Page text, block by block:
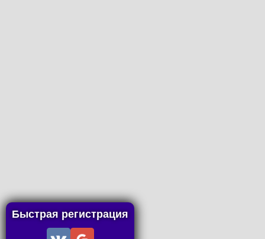
Быстрая регистрация